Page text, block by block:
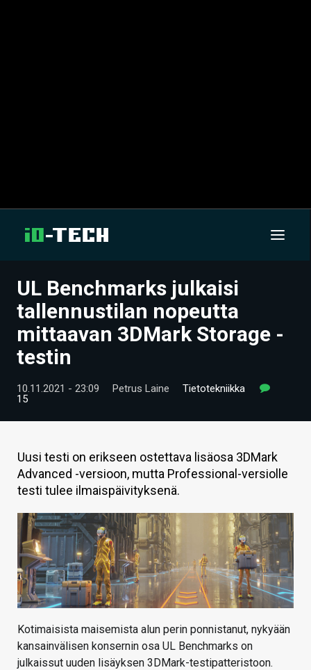
UUTISET
ARTIKKELIT
VIDEOT
TECHBBS
KAUPPA
HAKU
UL Benchmarks julkaisi
tallennustilan nopeutta
mittaavan 3DMark Storage -
testin
10.11.2021 - 23:09 Petrus Laine
Tietotekniikka
15
Uusi testi on erikseen ostettava lisäosa 3DMark
Advanced -versioon, mutta Professional-versiolle
testi tulee ilmaispäivityksenä.
Kotimaisista maisemista alun perin ponnistanut, nykyään
kansainvälisen konsernin osa UL Benchmarks on
julkaissut uuden lisäyksen 3DMark-testipatteristoon.